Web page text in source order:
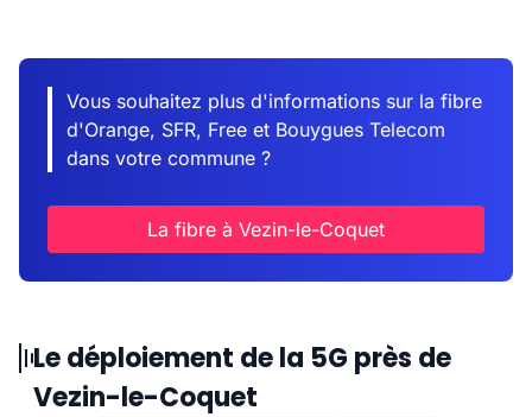
Vous souhaitez plus d'informations sur la fibre
d'Orange, SFR, Free et Bouygues Telecom
dans votre commune ?
La fibre à Vezin-le-Coquet
Le déploiement de la 5G près de
Vezin-le-Coquet